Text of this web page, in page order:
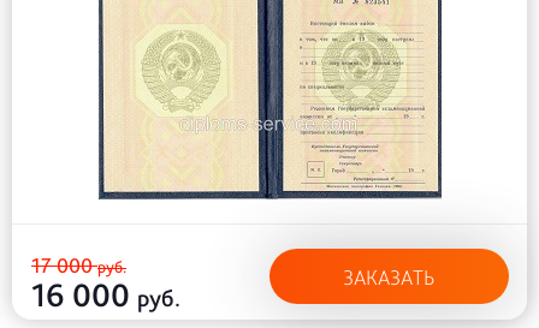
17 000руб.
16 000 руб.
ЗАКАЗАТЬ